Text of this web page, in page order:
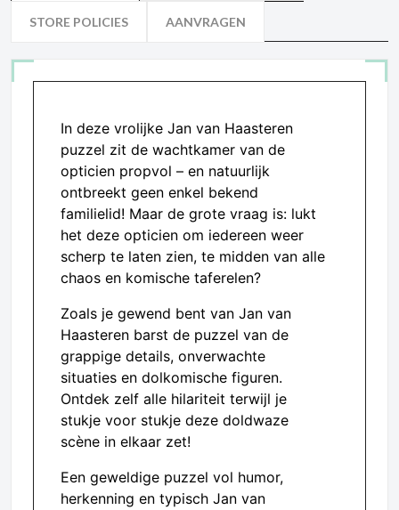
STORE POLICIES AANVRAGEN
In deze vrolijke Jan van Haasteren
puzzel zit de wachtkamer van de
opticien propvol – en natuurlijk
ontbreekt geen enkel bekend
familielid! Maar de grote vraag is: lukt
het deze opticien om iedereen weer
scherp te laten zien, te midden van alle
chaos en komische taferelen?
Zoals je gewend bent van Jan van
Haasteren barst de puzzel van de
grappige details, onverwachte
situaties en dolkomische figuren.
Ontdek zelf alle hilariteit terwijl je
stukje voor stukje deze doldwaze
scène in elkaar zet!
Een geweldige puzzel vol humor,
herkenning en typisch Jan van